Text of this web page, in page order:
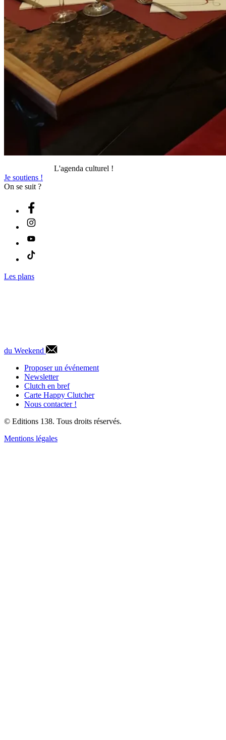
L'agenda culturel !
Je soutiens !
On se suit ?
Les plans
du Weekend
Proposer un événement
Newsletter
Clutch en bref
Carte Happy Clutcher
Nous contacter !
© Editions 138. Tous droits réservés.
Mentions légales